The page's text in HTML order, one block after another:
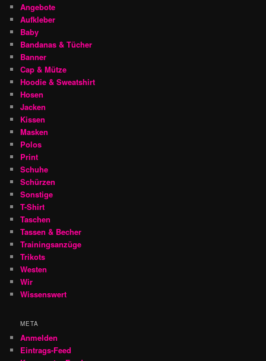
Angebote
Aufkleber
Baby
Bandanas & Tücher
Banner
Cap & Mütze
Hoodie & Sweatshirt
Hosen
Jacken
Kissen
Masken
Polos
Print
Schuhe
Schürzen
Sonstige
T-Shirt
Taschen
Tassen & Becher
Trainingsanzüge
Trikots
Westen
Wir
Wissenswert
META
Anmelden
Eintrags-Feed